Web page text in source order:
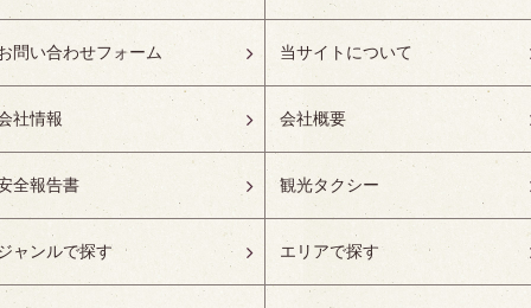
問い合わせフォーム 当サイトについて
社情報 会社概要
全報告書 観光タクシー
ャンルで探す エリアで探す